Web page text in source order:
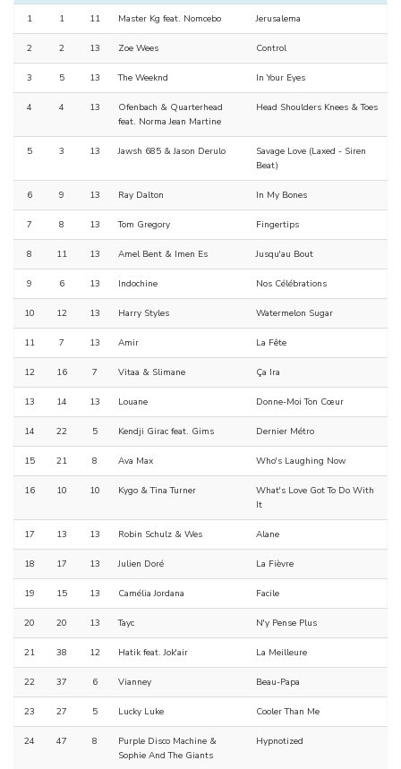
1 1 11 Master Kg feat. Nomcebo Jerusalema
2 2 13 Zoe Wees Control
3 5 13 The Weeknd In Your Eyes
4 4 13
Ofenbach & Quarterhead
feat. Norma Jean Martine
Head Shoulders Knees & Toes
5 3 13 Jawsh 685 & Jason Derulo
Savage Love (Laxed - Siren
Beat)
6 9 13 Ray Dalton In My Bones
7 8 13 Tom Gregory Fingertips
8 11 13 Amel Bent & Imen Es Jusqu'au Bout
9 6 13 Indochine Nos Célébrations
10 12 13 Harry Styles Watermelon Sugar
11 7 13 Amir La Fête
12 16 7 Vitaa & Slimane Ça Ira
13 14 13 Louane Donne-Moi Ton Cœur
14 22 5 Kendji Girac feat. Gims Dernier Métro
15 21 8 Ava Max Who's Laughing Now
16 10 10 Kygo & Tina Turner
What's Love Got To Do With
It
17 13 13 Robin Schulz & Wes Alane
18 17 13 Julien Doré La Fièvre
19 15 13 Camélia Jordana Facile
20 20 13 Tayc N'y Pense Plus
21 38 12 Hatik feat. Jok'air La Meilleure
22 37 6 Vianney Beau-Papa
23 27 5 Lucky Luke Cooler Than Me
24 47 8
Purple Disco Machine &
Sophie And The Giants
Hypnotized